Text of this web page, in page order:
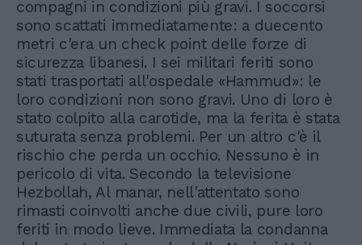
compagni in condizioni più gravi. I soccorsi
sono scattati immediatamente: a duecento
metri c'era un check point delle forze di
sicurezza libanesi. I sei militari feriti sono
stati trasportati all'ospedale «Hammud»: le
loro condizioni non sono gravi. Uno di loro è
stato colpito alla carotide, ma la ferita è stata
suturata senza problemi. Per un altro c'è il
rischio che perda un occhio. Nessuno è in
pericolo di vita. Secondo la televisione
Hezbollah, Al manar, nell'attentato sono
rimasti coinvolti anche due civili, pure loro
feriti in modo lieve. Immediata la condanna